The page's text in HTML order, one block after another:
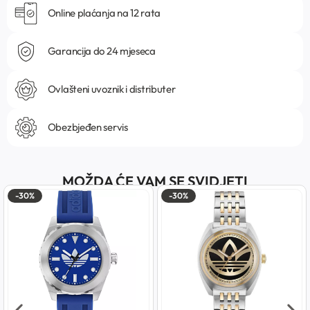
Online plaćanja na 12 rata
Garancija do 24 mjeseca
Ovlašteni uvoznik i distributer
Obezbjeđen servis
MOŽDA ĆE VAM SE SVIDJETI
-30% -30%